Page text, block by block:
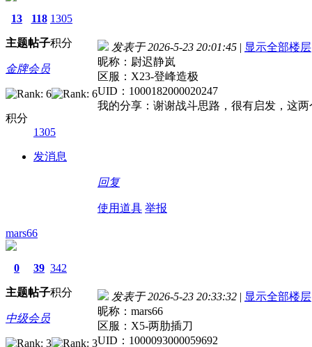
13
主题
118
帖子
1305
积分
金牌会员
积分
1305
发消息
发表于 2026-5-23 20:01:45 | 显示全部楼层
昵称：尉迟静岚
区服：X23-登峰造极
UID：1000182000020247
我的分享：谢谢战斗思路，很有启发，这
回复
使用道具 举报
mars66
0
主题
39
帖子
342
积分
中级会员
发表于 2026-5-23 20:33:32 | 显示全部楼层
昵称：mars66
区服：X5-两肋插刀
UID：1000093000059692